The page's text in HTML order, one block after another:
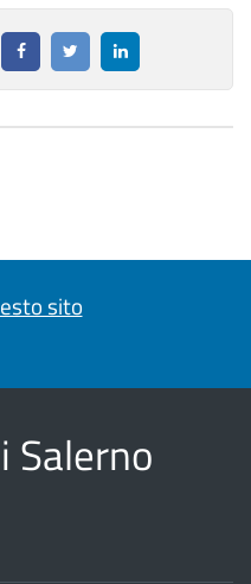
sito
Salerno